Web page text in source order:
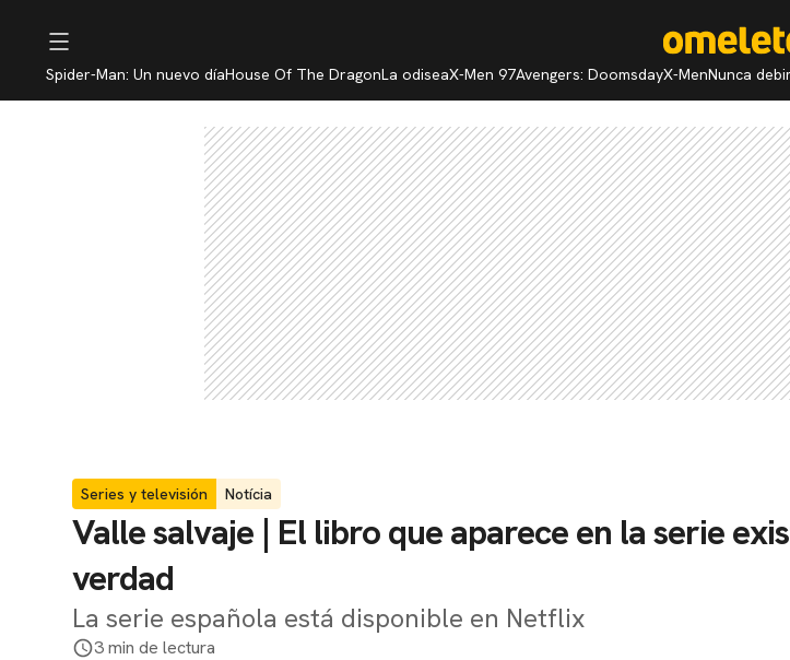
Spider-Man: Un nuevo díaHouse Of The DragonLa odiseaX-Men 97Avengers: DoomsdayX-MenNunca
Series y televisión Notícia
Valle salvaje | El libro que aparece en la serie
verdad
La serie española está disponible en Netflix
3 min de lectura